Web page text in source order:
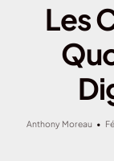
Les
Anthony Moreau